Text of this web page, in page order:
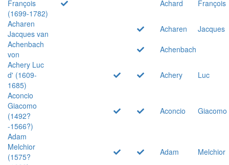
François
(1699-1782)
Achard
François
Acharen
Jacques van
Acharen
Jacques
Achenbach
von
Achenbach
Achery Luc
d' (1609-
1685)
Achery
Luc
Aconcio
Giacomo
(1492?
-1566?)
Aconcio Giacomo
Adam
Melchior
(1575?
Adam Melchior